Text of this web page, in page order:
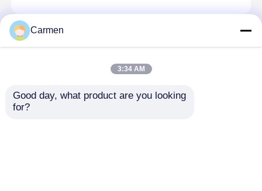
Zincir Gergi Kolu
X10XE Z10XE Zamanlama Kılavuz Rayı GM
CHEVROLET BUICK OPEL CRUZEV Z10XEP
Carmen
3:34 AM
Good day, what product are you looking
for?